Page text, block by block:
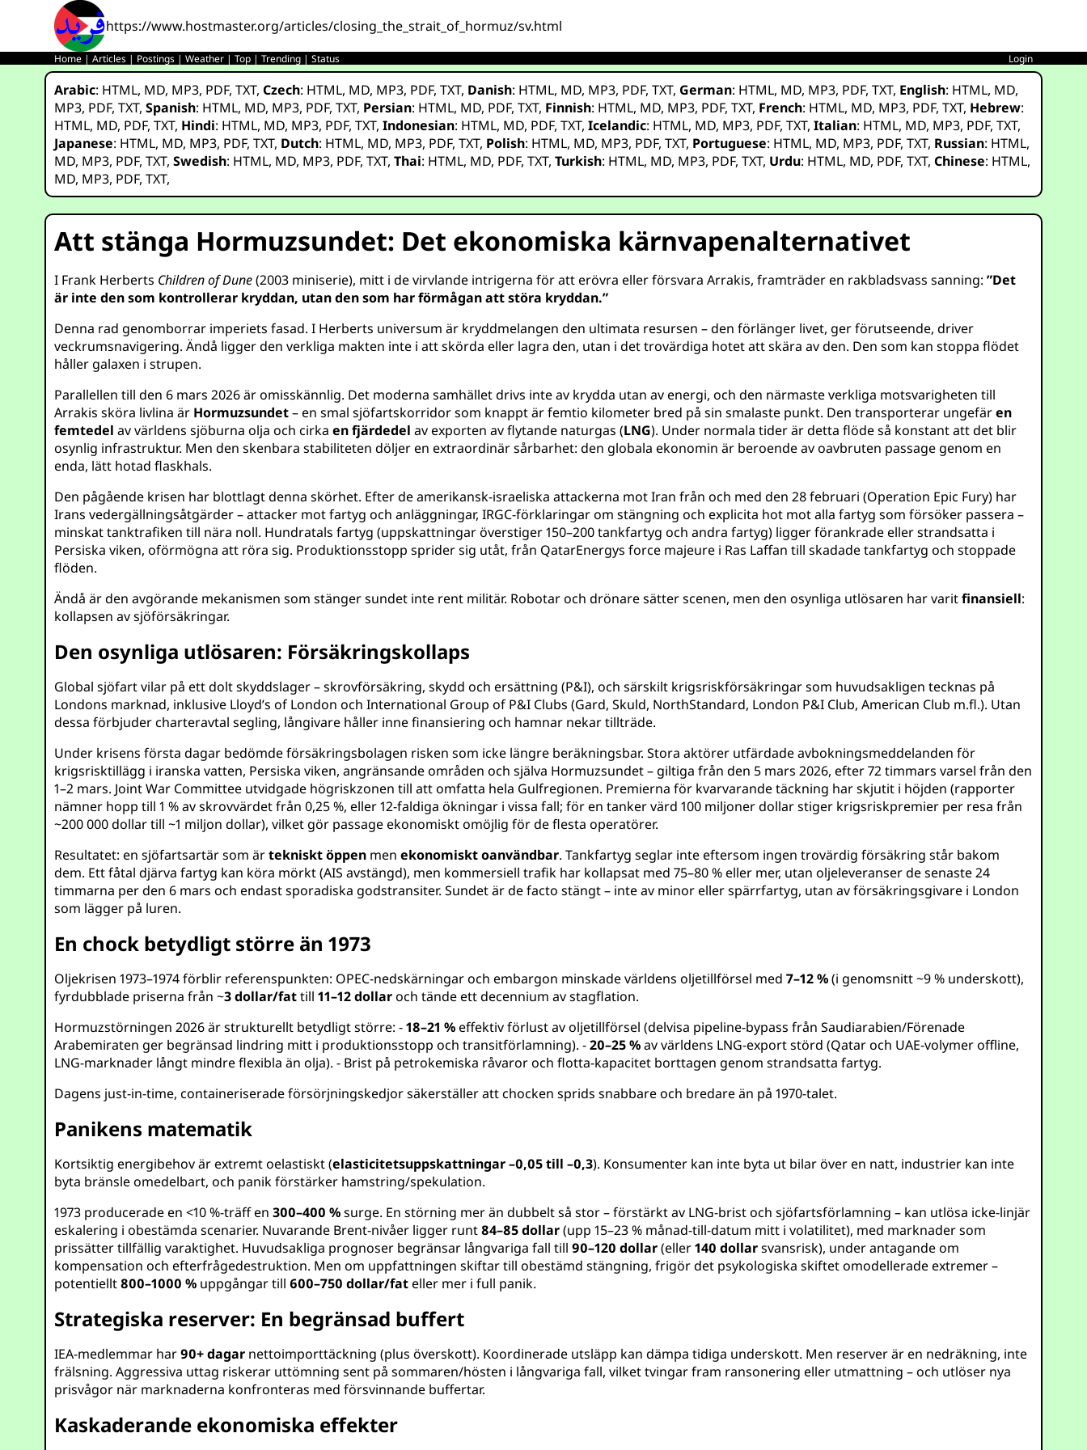
https://www.hostmaster.org/articles/closing_the_strait_of_hormuz/sv.html
Home |Articles | Postings |Weather |Top |Trending |Status Login
Arabic: HTML, MD, MP3, PDF,TXT,Czech: HTML, MD, MP3, PDF,TXT, Danish: HTML, MD, MP3, PDF,TXT, German: HTML, MD, MP3, PDF,TXT, English: HTML, MD,
MP3, PDF,TXT,Spanish: HTML, MD, MP3, PDF,TXT, Persian: HTML, MD, PDF,TXT, Finnish: HTML, MD, MP3, PDF,TXT, French: HTML, MD, MP3, PDF,TXT, Hebrew:
HTML, MD, PDF,TXT, Hindi: HTML, MD, MP3, PDF,TXT,Indonesian: HTML, MD, PDF,TXT,Icelandic: HTML, MD, MP3, PDF,TXT,Italian: HTML, MD, MP3, PDF,TXT,
Japanese: HTML, MD, MP3, PDF,TXT, Dutch: HTML, MD, MP3, PDF,TXT, Polish: HTML, MD, MP3, PDF,TXT, Portuguese: HTML, MD, MP3, PDF,TXT, Russian: HTML,
MD, MP3, PDF,TXT,Swedish: HTML, MD, MP3, PDF,TXT,Thai: HTML, MD, PDF,TXT,Turkish: HTML, MD, MP3, PDF,TXT, Urdu: HTML, MD, PDF,TXT,Chinese: HTML,
MD, MP3, PDF,TXT,
Att stänga Hormuzsundet: Det ekonomiska kärnvapenalternativet
I Frank Herberts Children of Dune(2003 miniserie), mitt i de virvlande intrigerna för att erövra eller försvara Arrakis, framträder en rakbladsvass sanning:”Det
är inte den som kontrollerar kryddan, utan den som har förmågan att störa kryddan.”
Denna rad genomborrar imperiets fasad. I Herberts universum är kryddmelangen den ultimata resursen – den förlänger livet, ger förutseende, driver
veckrumsnavigering. Ändå ligger den verkliga makten inte i att skörda eller lagra den, utan i det trovärdiga hotet att skära av den. Den som kan stoppa flödet
håller galaxen i strupen.
Parallellen till den 6 mars 2026 är omisskännlig. Det moderna samhället drivs inte av krydda utan av energi, och den närmaste verkliga motsvarigheten till
Arrakis sköra livlina är Hormuzsundet– en smal sjöfartskorridor som knappt är femtio kilometer bred på sin smalaste punkt. Den transporterar ungefären
femtedel av världens sjöburna olja och cirkaen fjärdedel av exporten av flytande naturgas (LNG). Under normala tider är detta flöde så konstant att det blir
osynlig infrastruktur. Men den skenbara stabiliteten döljer en extraordinär sårbarhet: den globala ekonomin är beroende av oavbruten passage genom en
enda, lätt hotad flaskhals.
Den pågående krisen har blottlagt denna skörhet. Efter de amerikansk-israeliska attackerna mot Iran från och med den 28 februari (Operation Epic Fury) har
Irans vedergällningsåtgärder – attacker mot fartyg och anläggningar, IRGC-förklaringar om stängning och explicita hot mot alla fartyg som försöker passera –
minskat tanktrafiken till nära noll. Hundratals fartyg (uppskattningar överstiger 150–200 tankfartyg och andra fartyg) ligger förankrade eller strandsatta i
Persiska viken, oförmögna att röra sig. Produktionsstopp sprider sig utåt, från QatarEnergys force majeure i Ras Laffan till skadade tankfartyg och stoppade
flöden.
Ändå är den avgörande mekanismen som stänger sundet inte rent militär. Robotar och drönare sätter scenen, men den osynliga utlösaren har varitfinansiell:
kollapsen av sjöförsäkringar.
Den osynliga utlösaren: Försäkringskollaps
Global sjöfart vilar på ett dolt skyddslager – skrovförsäkring, skydd och ersättning (P&I), och särskilt krigsriskförsäkringar som huvudsakligen tecknas på
Londons marknad, inklusive Lloyd’s of London och International Group of P&I Clubs (Gard, Skuld, NorthStandard, London P&I Club, American Club m.fl.). Utan
dessa förbjuder charteravtal segling, långivare håller inne finansiering och hamnar nekar tillträde.
Under krisens första dagar bedömde försäkringsbolagen risken som icke längre beräkningsbar. Stora aktörer utfärdade avbokningsmeddelanden för
krigsrisktillägg i iranska vatten, Persiska viken, angränsande områden och själva Hormuzsundet – giltiga från den 5 mars 2026, efter 72 timmars varsel från den
1–2 mars. Joint War Committee utvidgade högriskzonen till att omfatta hela Gulfregionen. Premierna för kvarvarande täckning har skjutit i höjden (rapporter
nämner hopp till 1 % av skrovvärdet från 0,25 %, eller 12-faldiga ökningar i vissa fall; för en tanker värd 100 miljoner dollar stiger krigsriskpremier per resa från
~200 000 dollar till ~1 miljon dollar), vilket gör passage ekonomiskt omöjlig för de flesta operatörer.
Resultatet: en sjöfartsartär som ärtekniskt öppen menekonomiskt oanvändbar. Tankfartyg seglar inte eftersom ingen trovärdig försäkring står bakom
dem. Ett fåtal djärva fartyg kan köra mörkt (AIS avstängd), men kommersiell trafik har kollapsat med 75–80 % eller mer, utan oljeleveranser de senaste 24
timmarna per den 6 mars och endast sporadiska godstransiter. Sundet är de facto stängt – inte av minor eller spärrfartyg, utan av försäkringsgivare i London
som lägger på luren.
En chock betydligt större än 1973
Oljekrisen 1973–1974 förblir referenspunkten: OPEC-nedskärningar och embargon minskade världens oljetillförsel med7–12 %(i genomsnitt ~9 % underskott),
fyrdubblade priserna från ~3 dollar/fattill11–12 dollaroch tände ett decennium av stagflation.
Hormuzstörningen 2026 är strukturellt betydligt större: -18–21 %effektiv förlust av oljetillförsel (delvisa pipeline-bypass från Saudiarabien/Förenade
Arabemiraten ger begränsad lindring mitt i produktionsstopp och transitförlamning). -20–25 %av världens LNG-export störd (Qatar och UAE-volymer offline,
LNG-marknader långt mindre flexibla än olja). - Brist på petrokemiska råvaror och flotta-kapacitet borttagen genom strandsatta fartyg.
Dagens just-in-time, containeriserade försörjningskedjor säkerställer att chocken sprids snabbare och bredare än på 1970-talet.
Panikens matematik
Kortsiktig energibehov är extremt oelastiskt (elasticitetsuppskattningar –0,05 till –0,3). Konsumenter kan inte byta ut bilar över en natt, industrier kan inte
byta bränsle omedelbart, och panik förstärker hamstring/spekulation.
1973 producerade en <10 %-träff en300–400 %surge. En störning mer än dubbelt så stor – förstärkt av LNG-brist och sjöfartsförlamning – kan utlösa icke-linjär
eskalering i obestämda scenarier. Nuvarande Brent-nivåer ligger runt84–85 dollar(upp 15–23 % månad-till-datum mitt i volatilitet), med marknader som
prissätter tillfällig varaktighet. Huvudsakliga prognoser begränsar långvariga fall till90–120 dollar(eller140 dollarsvansrisk), under antagande om
kompensation och efterfrågedestruktion. Men om uppfattningen skiftar till obestämd stängning, frigör det psykologiska skiftet omodellerade extremer –
potentiellt800–1000 % uppgångar till600–750 dollar/fateller mer i full panik.
Strategiska reserver: En begränsad buffert
IEA-medlemmar har90+ dagar nettoimporttäckning (plus överskott). Koordinerade utsläpp kan dämpa tidiga underskott. Men reserver är en nedräkning, inte
frälsning. Aggressiva uttag riskerar uttömning sent på sommaren/hösten i långvariga fall, vilket tvingar fram ransonering eller utmattning – och utlöser nya
prisvågor när marknaderna konfronteras med försvinnande buffertar.
Kaskaderande ekonomiska effekter